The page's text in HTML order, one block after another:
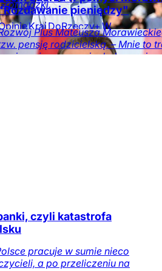
KrajDoRzeczy+W
Tylko na
pieniędzy"
Plus Mateusza
pensję rodzicielską. – Mnie to
pan premier był
czyli katastrofa
pracuje w sumie nieco
a po przeliczeniu na